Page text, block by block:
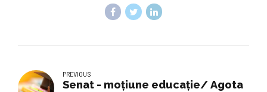
PREVIOUS
Senat - moțiune educație/ Agota